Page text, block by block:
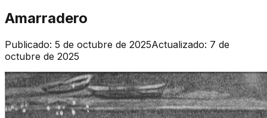
Amarradero
Publicado: 5 de octubre de 2025Actualizado: 7 de
octubre de 2025